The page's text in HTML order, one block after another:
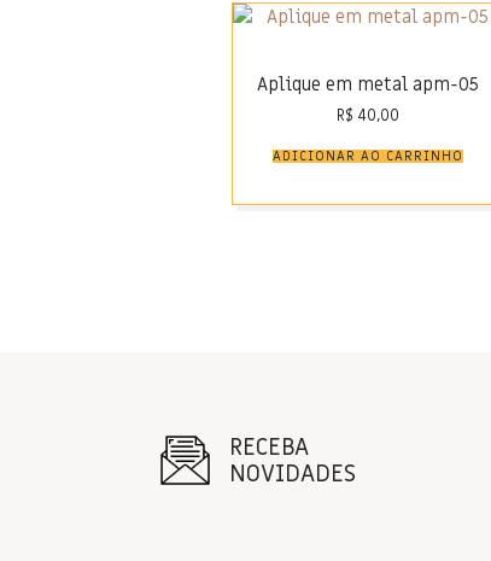
Aplique em metal apm-05
R$ 40,00
ADICIONAR AO CARRINHO
RECEBA
NOVIDADES